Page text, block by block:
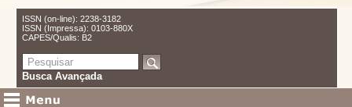
ISSN (on-line): 2238-3182
ISSN (Impressa): 0103-880X
CAPES/Qualis: B2
Busca Avançada